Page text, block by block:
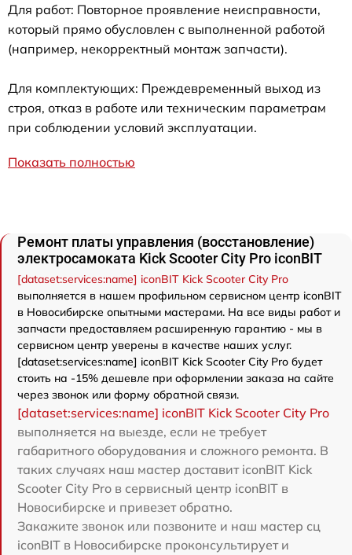
Для работ: Повторное проявление неисправности,
который прямо обусловлен с выполненной работой
(например, некорректный монтаж запчасти).
Для комплектующих: Преждевременный выход из
строя, отказ в работе или техническим параметрам
при соблюдении условий эксплуатации.
Показать полностью
Ремонт платы управления (восстановление)
электросамоката Kick Scooter City Pro iconBIT
[dataset:services:name] iconBIT Kick Scooter City Pro
выполняется в нашем профильном сервисном центр iconBIT
в Новосибирске опытными мастерами. На все виды работ и
запчасти предоставляем расширенную гарантию - мы в
сервисном центр уверены в качестве наших услуг.
[dataset:services:name] iconBIT Kick Scooter City Pro будет
стоить на -15% дешевле при оформлении заказа на сайте
через звонок или форму обратной связи.
[dataset:services:name] iconBIT Kick Scooter City Pro
выполняется на выезде, если не требует
габаритного оборудования и сложного ремонта. В
таких случаях наш мастер доставит iconBIT Kick
Scooter City Pro в сервисный центр iconBIT в
Новосибирске и привезет обратно.
Закажите звонок или позвоните и наш мастер сц
iconBIT в Новосибирске проконсультирует и